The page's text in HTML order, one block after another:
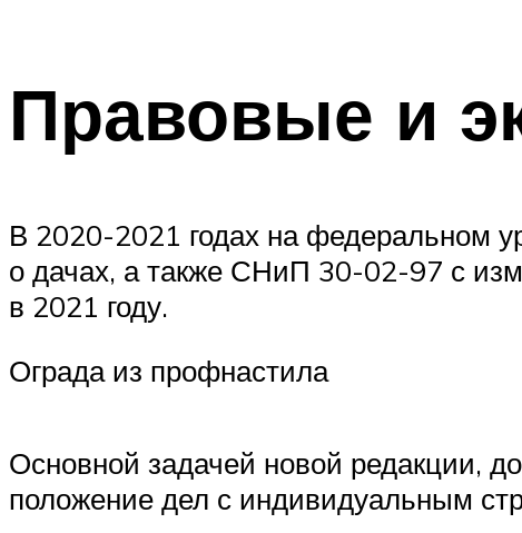
Правовые и
В 2020-2021 годах на федеральном
о дачах, а также СНиП 30-02-97 с
в 2021 году.
Ограда из профнастила
Основной задачей новой редакции,
положение дел с индивидуальным